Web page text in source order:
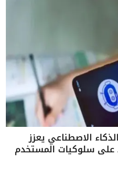
الاصطناعي يعزز
على سلوكيات المستخدم